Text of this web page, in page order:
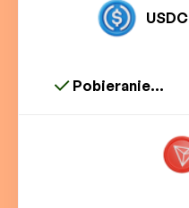
USDC
Pobieranie...